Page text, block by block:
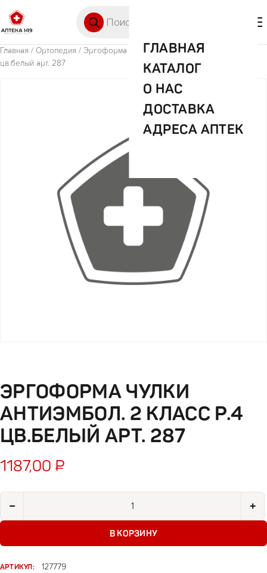
ГЛАВНАЯ
КАТАЛОГ
О НАС
ДОСТАВКА
АДРЕСА АПТЕК
Главная / Ортопедия / Эргоформа чулки антиэмбол. 2 класс р.4
цв.белый арт. 287
ЭРГОФОРМА ЧУЛКИ
АНТИЭМБОЛ. 2 КЛАСС Р.4
ЦВ.БЕЛЫЙ АРТ. 287
1187,00 ₽
− +
В КОРЗИНУ
АРТИКУЛ:
127779